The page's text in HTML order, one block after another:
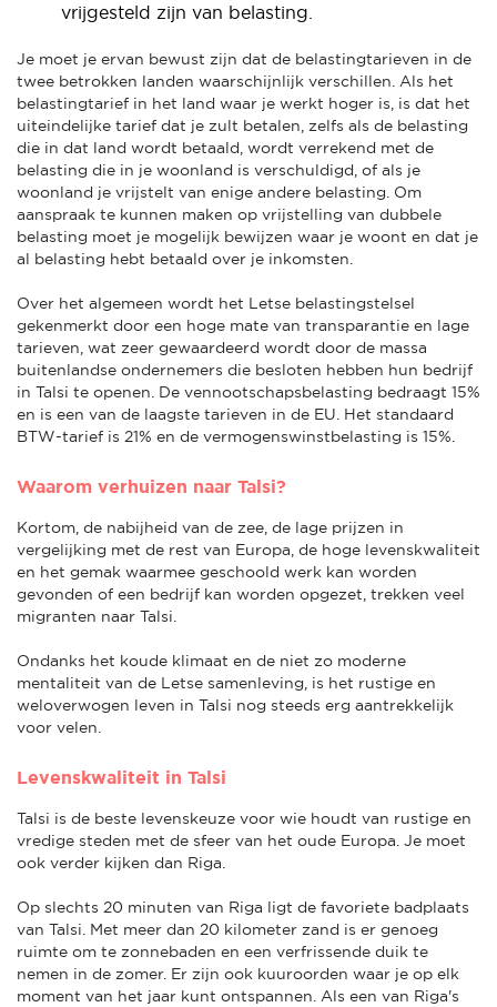
vrijgesteld zijn van belasting.
Je moet je ervan bewust zijn dat de belastingtarieven in de
twee betrokken landen waarschijnlijk verschillen. Als het
belastingtarief in het land waar je werkt hoger is, is dat het
uiteindelijke tarief dat je zult betalen, zelfs als de belasting
die in dat land wordt betaald, wordt verrekend met de
belasting die in je woonland is verschuldigd, of als je
woonland je vrijstelt van enige andere belasting. Om
aanspraak te kunnen maken op vrijstelling van dubbele
belasting moet je mogelijk bewijzen waar je woont en dat je
al belasting hebt betaald over je inkomsten.
Over het algemeen wordt het Letse belastingstelsel
gekenmerkt door een hoge mate van transparantie en lage
tarieven, wat zeer gewaardeerd wordt door de massa
buitenlandse ondernemers die besloten hebben hun bedrijf
in Talsi te openen. De vennootschapsbelasting bedraagt 15%
en is een van de laagste tarieven in de EU. Het standaard
BTW-tarief is 21% en de vermogenswinstbelasting is 15%.
Waarom verhuizen naar Talsi?
Kortom, de nabijheid van de zee, de lage prijzen in
vergelijking met de rest van Europa, de hoge levenskwaliteit
en het gemak waarmee geschoold werk kan worden
gevonden of een bedrijf kan worden opgezet, trekken veel
migranten naar Talsi.
Ondanks het koude klimaat en de niet zo moderne
mentaliteit van de Letse samenleving, is het rustige en
weloverwogen leven in Talsi nog steeds erg aantrekkelijk
voor velen.
Levenskwaliteit in Talsi
Talsi is de beste levenskeuze voor wie houdt van rustige en
vredige steden met de sfeer van het oude Europa. Je moet
ook verder kijken dan Riga.
Op slechts 20 minuten van Riga ligt de favoriete badplaats
van Talsi. Met meer dan 20 kilometer zand is er genoeg
ruimte om te zonnebaden en een verfrissende duik te
nemen in de zomer. Er zijn ook kuuroorden waar je op elk
moment van het jaar kunt ontspannen. Als een van Riga's